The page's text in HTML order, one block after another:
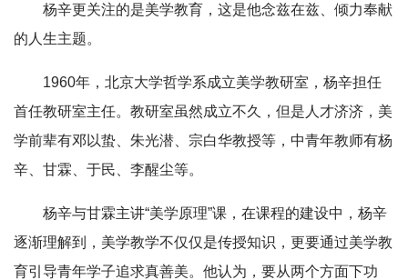
杨辛更关注的是美学教育，这是他念兹在兹、倾力奉献
的人生主题。
1960年，北京大学哲学系成立美学教研室，杨辛担任
首任教研室主任。教研室虽然成立不久，但是人才济济，美
学前辈有邓以蛰、朱光潜、宗白华教授等，中青年教师有杨
辛、甘霖、于民、李醒尘等。
杨辛与甘霖主讲“美学原理”课，在课程的建设中，杨辛
逐渐理解到，美学教学不仅仅是传授知识，更要通过美学教
育引导青年学子追求真善美。他认为，要从两个方面下功